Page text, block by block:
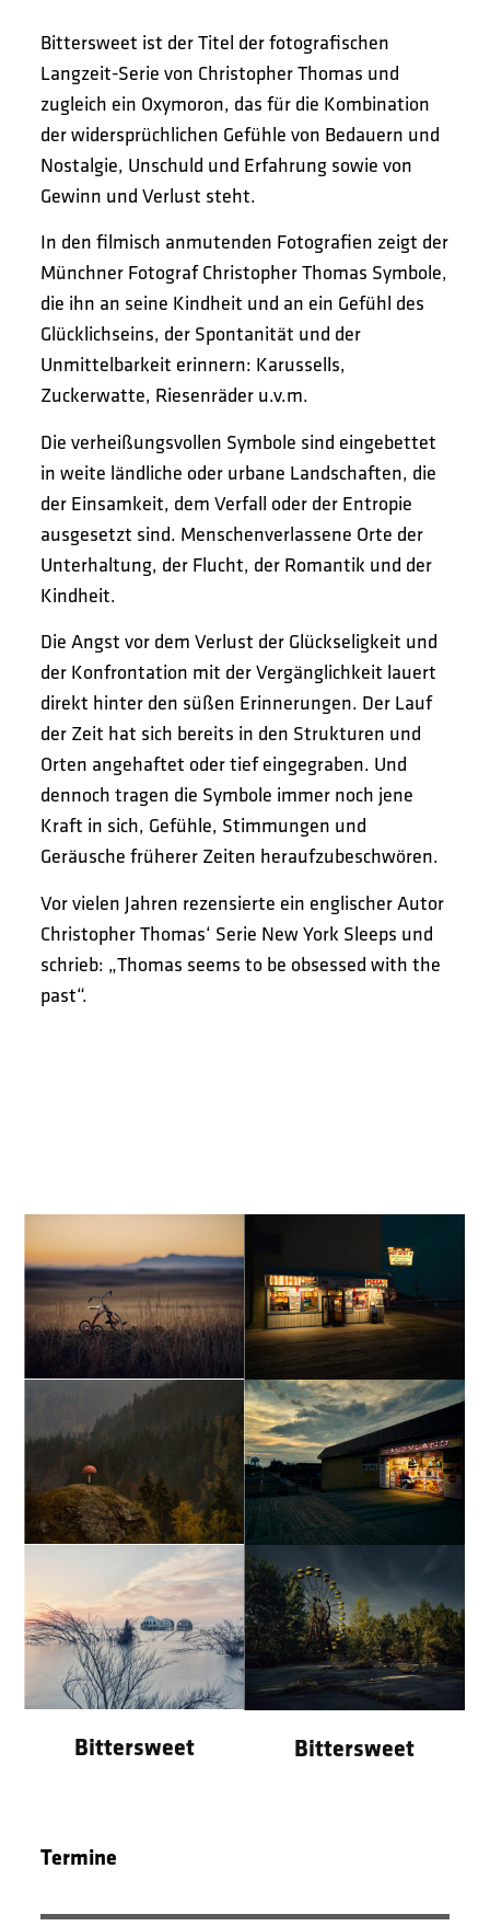
Bittersweet ist der Titel der fotografischen
Langzeit-Serie von Christopher Thomas und
zugleich ein Oxymoron, das für die Kombination
der widersprüchlichen Gefühle von Bedauern und
Nostalgie, Unschuld und Erfahrung sowie von
Gewinn und Verlust steht.
In den filmisch anmutenden Fotografien zeigt der
Münchner Fotograf Christopher Thomas Symbole,
die ihn an seine Kindheit und an ein Gefühl des
Glücklichseins, der Spontanität und der
Unmittelbarkeit erinnern: Karussells,
Zuckerwatte, Riesenräder u.v.m.
Die verheißungsvollen Symbole sind eingebettet
in weite ländliche oder urbane Landschaften, die
der Einsamkeit, dem Verfall oder der Entropie
ausgesetzt sind. Menschenverlassene Orte der
Unterhaltung, der Flucht, der Romantik und der
Kindheit.
Die Angst vor dem Verlust der Glückseligkeit und
der Konfrontation mit der Vergänglichkeit lauert
direkt hinter den süßen Erinnerungen. Der Lauf
der Zeit hat sich bereits in den Strukturen und
Orten angehaftet oder tief eingegraben. Und
dennoch tragen die Symbole immer noch jene
Kraft in sich, Gefühle, Stimmungen und
Geräusche früherer Zeiten heraufzubeschwören.
Vor vielen Jahren rezensierte ein englischer Autor
Christopher Thomas‘ Serie New York Sleeps und
schrieb: „Thomas seems to be obsessed with the
past“.
Bittersweet Bittersweet
Bittersweet Bittersweet
Bittersweet Bittersweet
Termine